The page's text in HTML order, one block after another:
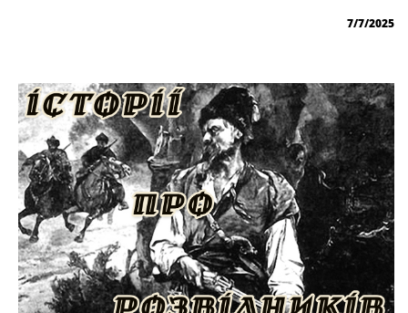
7/7/2025